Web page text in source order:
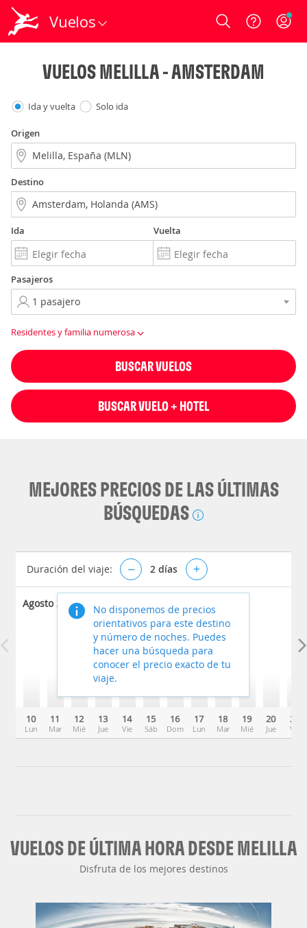
Vuelos Login
VUELOS MELILLA - AMSTERDAM
Ida y vuelta Solo ida
Origen
Destino
Ida Vuelta
Pasajeros
Residentes y familia numerosa
BUSCAR VUELOS
BUSCAR VUELO + HOTEL
MEJORES PRECIOS DE LAS ÚLTIMAS
BÚSQUEDAS
Duración del viaje: – 2 días +
Agosto 2026
10
Lun
11
Mar
12
Mié
13
Jue
14
Vie
15
Sáb
16
Dom
17
Lun
18
Mar
19
Mié
20
Jue
21
Vie
No disponemos de precios
orientativos para este destino
y número de noches. Puedes
hacer una búsqueda para
conocer el precio exacto de tu
viaje.
VUELOS DE ÚLTIMA HORA DESDE MELILLA
Disfruta de los mejores destinos